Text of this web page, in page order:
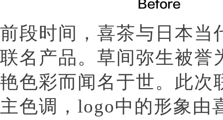
前段时间，喜茶与日本当
联名产品。草间弥生被誉
艳色彩而闻名于世。此次
主色调，logo中的形象由